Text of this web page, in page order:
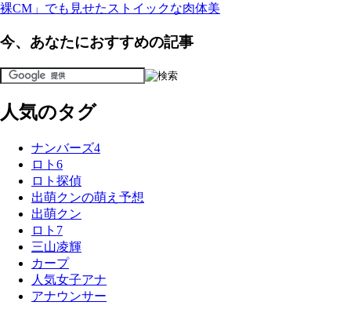
裸CM」でも見せたストイックな肉体美
今、あなたにおすすめの記事
人気のタグ
ナンバーズ4
ロト6
ロト探偵
出萌クンの萌え予想
出萌クン
ロト7
三山凌輝
カープ
人気女子アナ
アナウンサー